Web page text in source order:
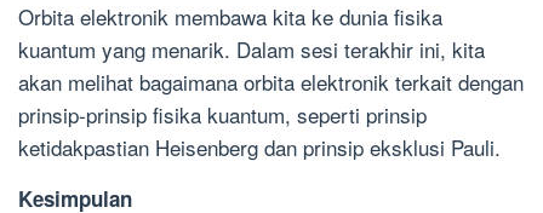
Orbita elektronik membawa kita ke dunia fisika
kuantum yang menarik. Dalam sesi terakhir ini, kita
akan melihat bagaimana orbita elektronik terkait dengan
prinsip-prinsip fisika kuantum, seperti prinsip
ketidakpastian Heisenberg dan prinsip eksklusi Pauli.
Kesimpulan